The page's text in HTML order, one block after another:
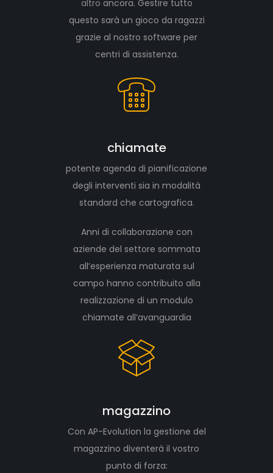
altro ancora. Gestire tutto
questo sarà un gioco da ragazzi
grazie al nostro software per
centri di assistenza.
chiamate
potente agenda di pianificazione
degli interventi sia in modalità
standard che cartografica.
Anni di collaborazione con
aziende del settore sommata
all’esperienza maturata sul
campo hanno contribuito alla
realizzazione di un modulo
chiamate all’avanguardia
magazzino
Con AP-Evolution la gestione del
magazzino diventerà il vostro
punto di forza: